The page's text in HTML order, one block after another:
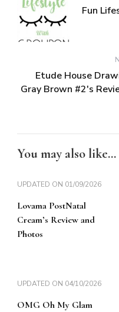
Fun
Etude House
Gray Brown #2's
You may also like...
UPDATED ON 01/09/2026
Lovama PostNatal
Cream’s Review and
Photos
UPDATED ON 04/10/2026
OMG Oh My Glam